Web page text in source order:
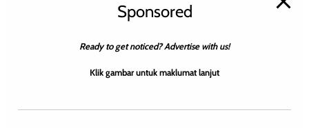
Sponsored
Ready to get noticed? Advertise with us!
Klik gambar untuk maklumat lanjut